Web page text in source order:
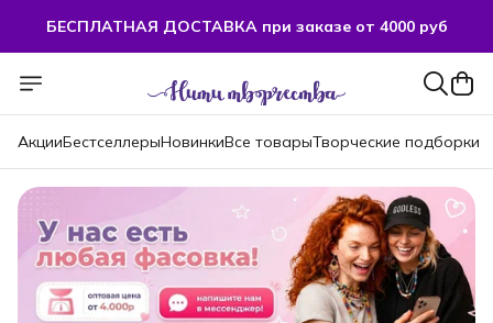
БЕСПЛАТНАЯ ДОСТАВКА при заказе от 4000 руб
БЕСПЛАТНАЯ ДОСТАВКА при заказе от 4000 руб
АкцииБестселлерыНовинкиВсе товарыТворческие подборки